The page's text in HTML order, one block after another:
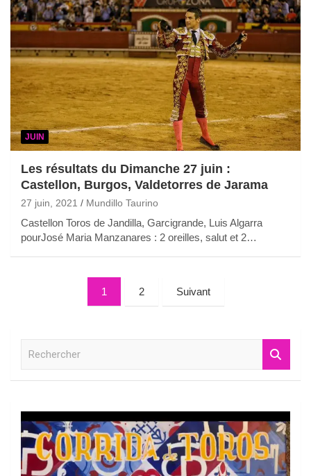
JUIN
Les résultats du Dimanche 27 juin :
Castellon, Burgos, Valdetorres de Jarama
27 juin, 2021 Mundillo Taurino
Castellon Toros de Jandilla, Garcigrande, Luis Algarra
pourJosé Maria Manzanares : 2 oreilles, salut et 2…
1 2 Suivant
r
c
h
e